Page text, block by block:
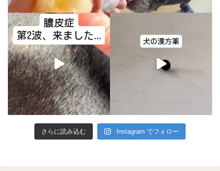
さらに読み込む Instagram でフォロー